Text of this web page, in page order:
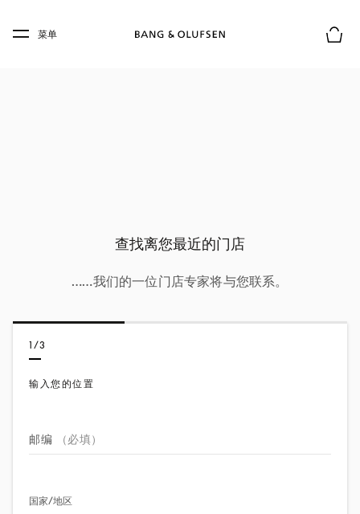
Skip to main footer
菜单
查找离您最近的门店
……我们的一位门店专家将与您联系。
1/3
输入您的位置
邮编 （必填）
国家/地区